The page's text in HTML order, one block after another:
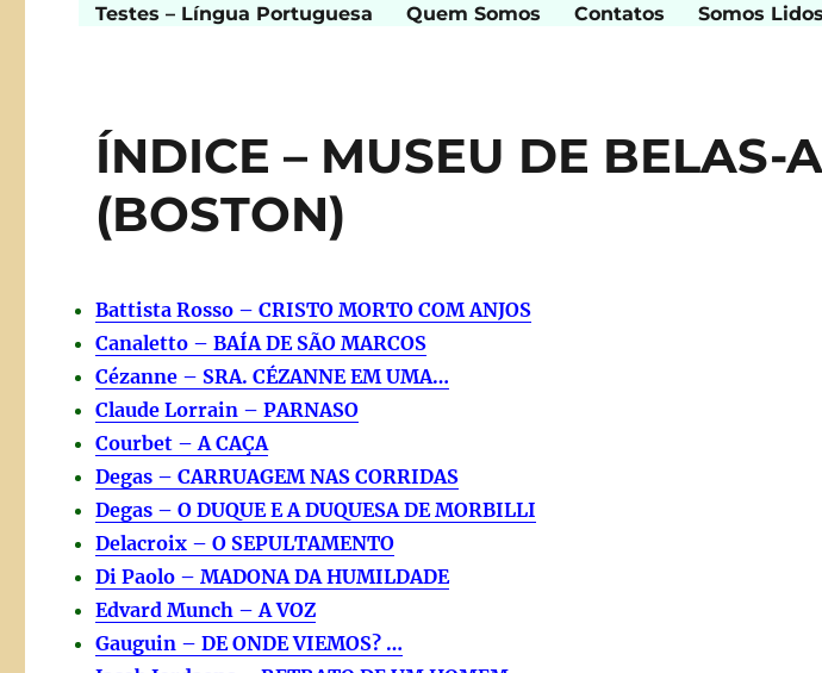
Testes – Língua Portuguesa
Quem Somos Contatos Somos Lidos
ÍNDICE – MUSEU DE BELAS-
(BOSTON)
Battista Rosso – CRISTO MORTO COM ANJOS
Canaletto – BAÍA DE SÃO MARCOS
Cézanne – SRA. CÉZANNE EM UMA…
Claude Lorrain – PARNASO
Courbet – A CAÇA
Degas – CARRUAGEM NAS CORRIDAS
Degas – O DUQUE E A DUQUESA DE MORBILLI
Delacroix – O SEPULTAMENTO
Di Paolo – MADONA DA HUMILDADE
Edvard Munch – A VOZ
Gauguin – DE ONDE VIEMOS? …